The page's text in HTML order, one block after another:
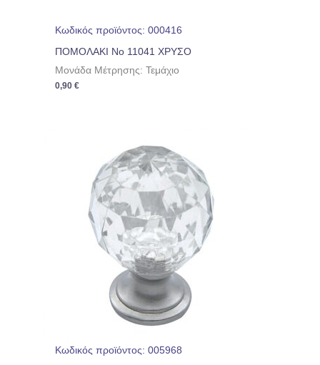
Κωδικός προϊόντος: 000416
ΠΟΜΟΛΑΚΙ No 11041 ΧΡΥΣΟ
Μονάδα Μέτρησης: Τεμάχιο
0,90€
Κωδικός προϊόντος: 005968